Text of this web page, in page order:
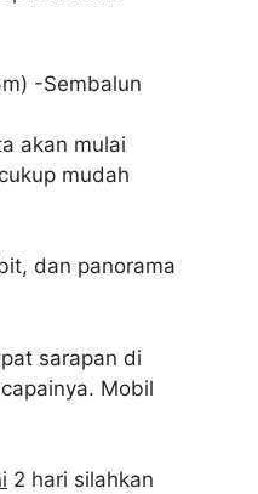
-Sembalun
akan mulai
mudah
dan panorama
sarapan di
Mobil
2 hari silahkan